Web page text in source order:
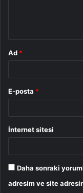
Ad *
E-posta *
İnternet sitesi
Daha sonraki
adresim ve site